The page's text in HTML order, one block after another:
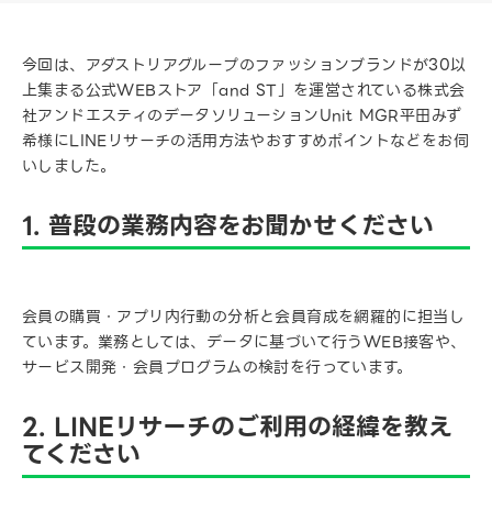
今回は、アダストリアグループのファッションブランドが30以
上集まる公式WEBストア「and ST」を運営されている株式会
社アンドエスティのデータソリューションUnit MGR平田みず
希様にLINEリサーチの活用方法やおすすめポイントなどをお伺
いしました。
1. 普段の業務内容をお聞かせください
会員の購買・アプリ内行動の分析と会員育成を網羅的に担当し
ています。業務としては、データに基づいて行うWEB接客や、
サービス開発・会員プログラムの検討を行っています。
2. LINEリサーチのご利用の経緯を教え
てください